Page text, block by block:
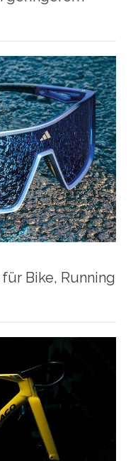
Bike, Running